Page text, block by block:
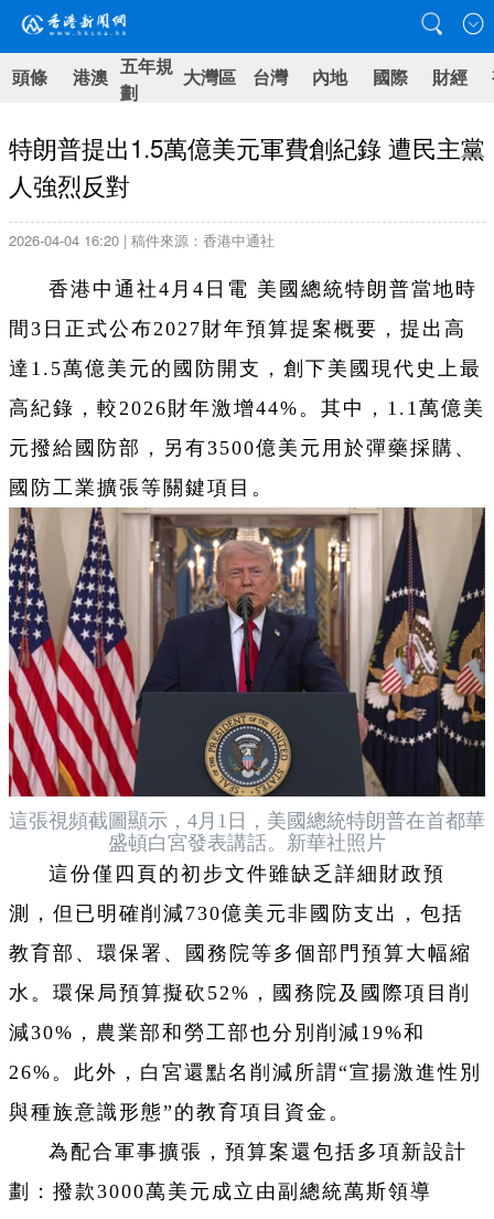
頭條 港澳 五年規
劃
大灣區 台灣 內地 國際 財經
特朗普提出1.5萬億美元軍費創紀錄 遭民主黨
人強烈反對
2026-04-04 16:20 | 稿件來源：香港中通社
香港中通社4月4日電 美國總統特朗普當地時
間3日正式公布2027財年預算提案概要，提出高
達1.5萬億美元的國防開支，創下美國現代史上最
高紀錄，較2026財年激增44%。其中，1.1萬億美
元撥給國防部，另有3500億美元用於彈藥採購、
國防工業擴張等關鍵項目。
這張視頻截圖顯示，4月1日，美國總統特朗普在首都華
盛頓白宮發表講話。新華社照片
這份僅四頁的初步文件雖缺乏詳細財政預
測，但已明確削減730億美元非國防支出，包括
教育部、環保署、國務院等多個部門預算大幅縮
水。環保局預算擬砍52%，國務院及國際項目削
減30%，農業部和勞工部也分別削減19%和
26%。此外，白宮還點名削減所謂“宣揚激進性別
與種族意識形態”的教育項目資金。
為配合軍事擴張，預算案還包括多項新設計
劃：撥款3000萬美元成立由副總統萬斯領導